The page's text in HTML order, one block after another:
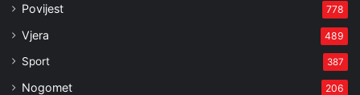
Povijest 778
Vjera 489
Sport 387
Nogomet 206